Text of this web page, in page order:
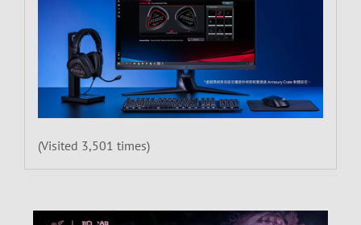
(Visited 3,501 times)